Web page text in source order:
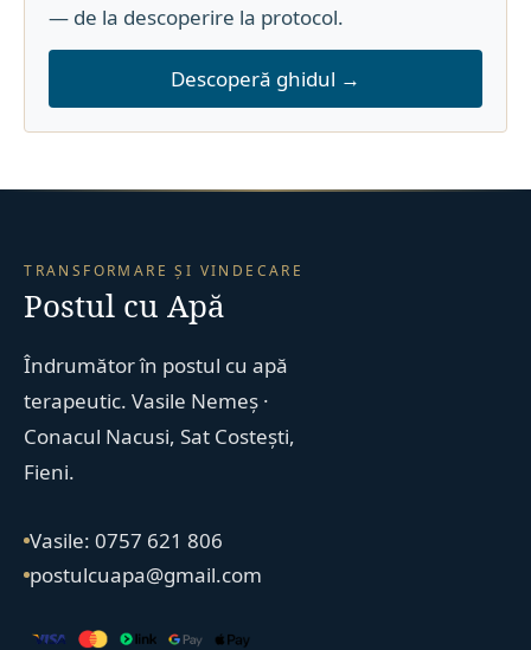
— de la descoperire la protocol.
Descoperă ghidul →
TRANSFORMARE ȘI VINDECARE
Postul cu Apă
Îndrumător în postul cu apă
terapeutic. Vasile Nemeș ·
Conacul Nacusi, Sat Costești,
Fieni.
Vasile: 0757 621 806
postulcuapa@gmail.com